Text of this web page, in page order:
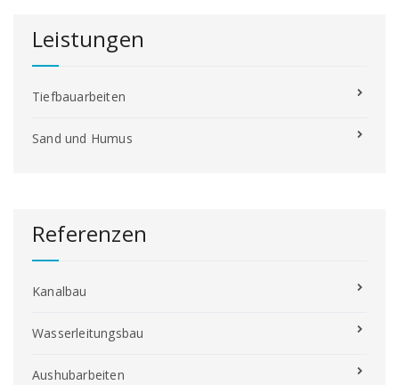
Leistungen
Tiefbauarbeiten
Sand und Humus
Referenzen
Kanalbau
Wasserleitungsbau
Aushubarbeiten